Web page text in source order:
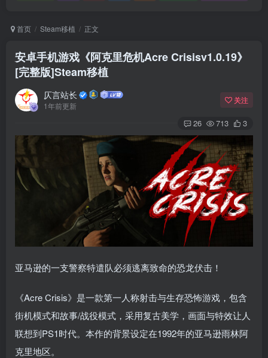
首页 Steam移植 正文
安卓手机游戏《阿克里危机Acre Crisisv1.0.19》
[完整版]Steam移植
仄言站长
1年前更新
关注
26 713 3
亚马逊的一支警察特遣队必须逃离致命的恐龙伏击！
《Acre Crisis》是一款第一人称射击与生存恐怖游戏，包含
街机模式和故事/战役模式，采用复古美学，画面与特效让人
联想到PS1时代。本作的背景设定在1992年的亚马逊雨林阿
克里地区。